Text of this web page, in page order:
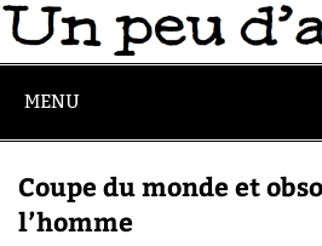
MENU
Coupe du monde et
l’homme